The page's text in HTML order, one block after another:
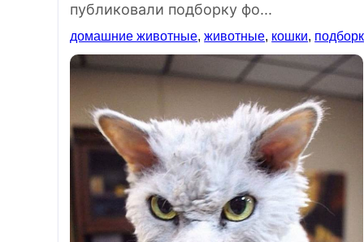
публиковали подборку фо...
домашние животные,животные, кошки,